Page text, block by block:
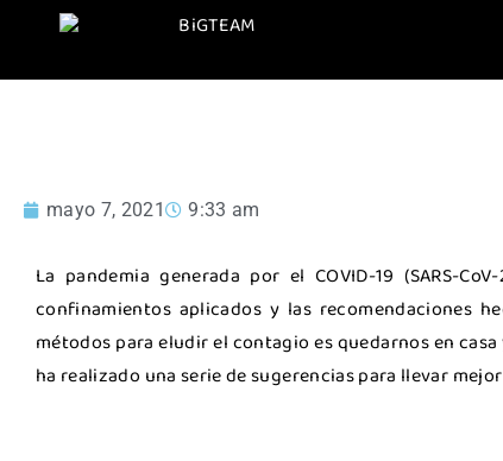
¿Cómo
mayo 7, 2021 9:33 am
La pandemia generada por el COVID-19 (SARS-
confinamientos aplicados y las recomendaciones
métodos para eludir el contagio es quedarnos en
ha realizado una serie de sugerencias para llevar